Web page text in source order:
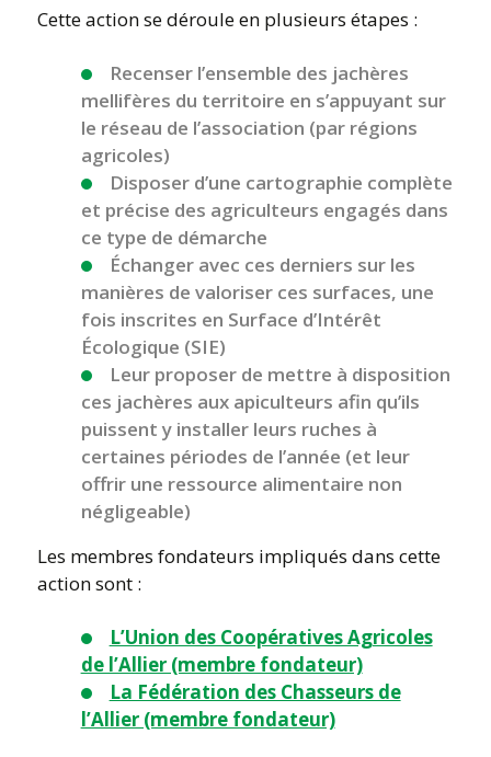
Cette action se déroule en plusieurs étapes :
Recenser l’ensemble des jachères
mellifères du territoire en s’appuyant sur
le réseau de l’association (par régions
agricoles)
Disposer d’une cartographie complète
et précise des agriculteurs engagés dans
ce type de démarche
Échanger avec ces derniers sur les
manières de valoriser ces surfaces, une
fois inscrites en Surface d’Intérêt
Écologique (SIE)
Leur proposer de mettre à disposition
ces jachères aux apiculteurs afin qu’ils
puissent y installer leurs ruches à
certaines périodes de l’année (et leur
offrir une ressource alimentaire non
négligeable)
Les membres fondateurs impliqués dans cette
action sont :
L’Union des Coopératives Agricoles
de l’Allier (membre fondateur)
La Fédération des Chasseurs de
l’Allier (membre fondateur)